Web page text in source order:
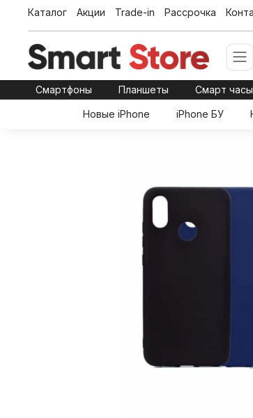
Каталог Акции Trade-in Рассрочка
Смартфоны Планшеты Смарт
Новые iPhone iPhone БУ